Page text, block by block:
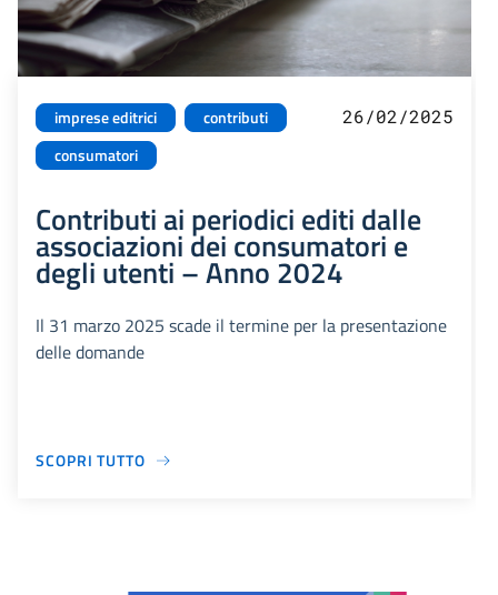
imprese editrici
contributi
consumatori
26/02/2025
Contributi ai periodici editi dalle
associazioni dei consumatori e
degli utenti – Anno 2024
Il 31 marzo 2025 scade il termine per la presentazione
delle domande
SCOPRI TUTTO